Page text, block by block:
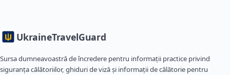
UkraineTravelGuard
Sursa dumneavoastră de încredere pentru informații practice privind
siguranța călătoriilor, ghiduri de viză și informații de călătorie pentru